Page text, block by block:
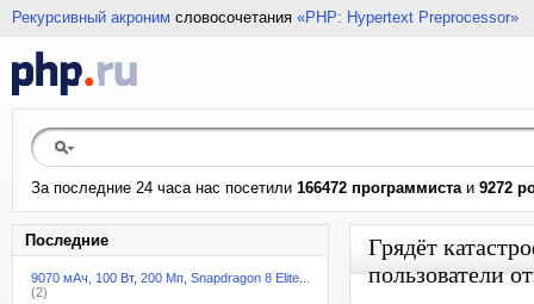
Рекурсивный акроним словосочетания «PHP: Hypertext Preprocessor»
За последние 24 часа нас посетили 166472 программистаи 9272
Последние
9070 мАч, 100 Вт, 200 Мп, Snapdragon 8 Elite...
(2)
Грядёт
пользователи